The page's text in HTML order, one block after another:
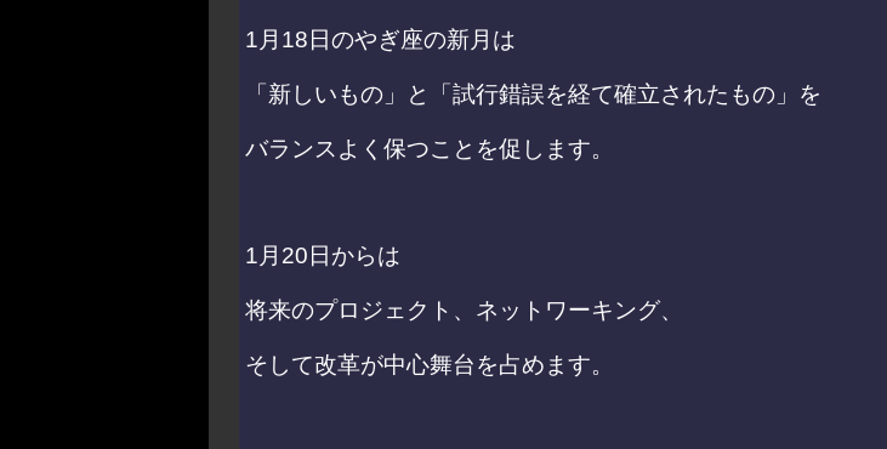
1月18日のやぎ座の新月は
「新しいもの」と「試行錯誤を経て確立されたもの」を
バランスよく保つことを促します。
1月20日からは
将来のプロジェクト、ネットワーキング、
そして改革が中心舞台を占めます。